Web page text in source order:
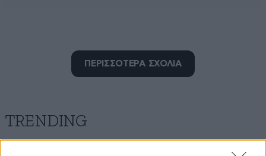
ΠΕΡΙΣΣΟΤΕΡΑ ΣΧΟΛΙΑ
TRENDING